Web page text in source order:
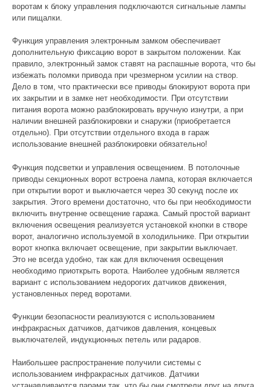
воротам к блоку управления подключаются сигнальные лампы
или пищалки.
Функция управления электронным замком обеспечивает
дополнительную фиксацию ворот в закрытом положении. Как
правило, электронный замок ставят на распашные ворота, что бы
избежать поломки привода при чрезмерном усилии на створ.
Дело в том, что практически все приводы блокируют ворота при
их закрытии и в замке нет необходимости. При отсутствии
питания ворота можно разблокировать вручную изнутри, а при
наличии внешней разблокировки и снаружи (приобретается
отдельно). При отсутствии отдельного входа в гараж
использование внешней разблокировки обязательно!
Функция подсветки и управления освещением. В потолочные
приводы секционных ворот встроена лампа, которая включается
при открытии ворот и выключается через 30 секунд после их
закрытия. Этого времени достаточно, что бы при необходимости
включить внутренне освещение гаража. Самый простой вариант
включения освещения реализуется установкой кнопки в створе
ворот, аналогично используемой в холодильнике. При открытии
ворот кнопка включает освещение, при закрытии выключает.
Это не всегда удобно, так как для включения освещения
необходимо приоткрыть ворота. Наиболее удобным является
вариант с использованием недорогих датчиков движения,
установленных перед воротами.
Функции безопасности реализуются с использованием
инфракрасных датчиков, датчиков давления, концевых
выключателей, индукционных петель или радаров.
Наибольшее распространение получили системы с
использованием инфракрасных датчиков. Датчики